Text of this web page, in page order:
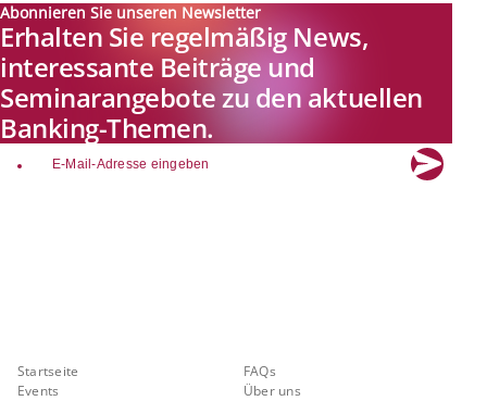
Abonnieren Sie unseren Newsletter
Erhalten Sie regelmäßig News,
interessante Beiträge und
Seminarangebote zu den aktuellen
Banking-Themen.
email
Startseite
Events
FAQs
Über uns